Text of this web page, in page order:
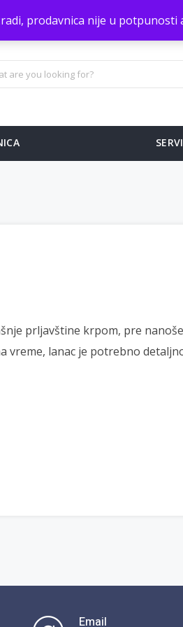
prodavnica nije u potpunosti
prljavštine krpom, pre
vreme, lanac je potrebno
Email